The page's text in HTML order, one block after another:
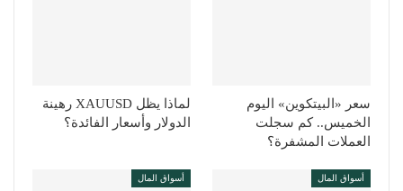
سعر «البيتكوين» اليوم
الخميس.. كم سجلت
العملات المشفرة؟
لماذا يظل XAUUSD رهينة
الدولار وأسعار الفائدة؟
أسواق المال أسواق المال